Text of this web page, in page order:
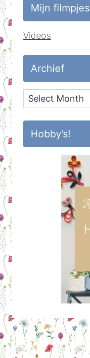
Mijn filmpjes
Videos
Archief
Archief
Hobby’s!